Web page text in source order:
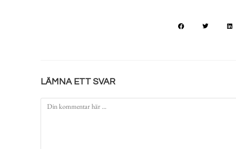
LÄMNA ETT SVAR